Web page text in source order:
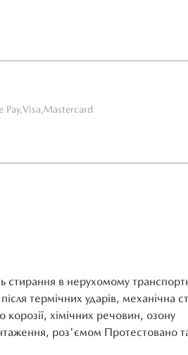
Pay,Visa,Mastercard
стирання в нерухомому
термічних ударів, механічна
корозії, хімічних речовин, озону
роз'ємом Протестовано